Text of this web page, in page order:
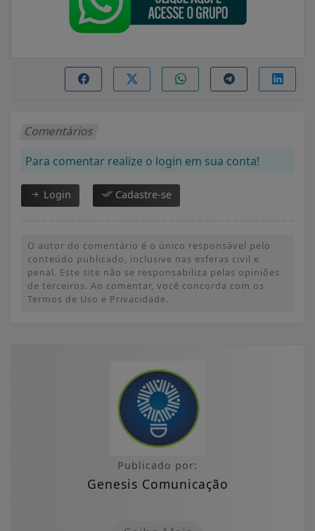
Comentários
Para comentar realize o login em sua conta!
Login Cadastre-se
O autor do comentário é o único responsável pelo
conteúdo publicado, inclusive nas esferas civil e
penal. Este site não se responsabiliza pelas opiniões
de terceiros. Ao comentar, você concorda com os
Termos de Uso e Privacidade.
Publicado por:
Genesis Comunicação